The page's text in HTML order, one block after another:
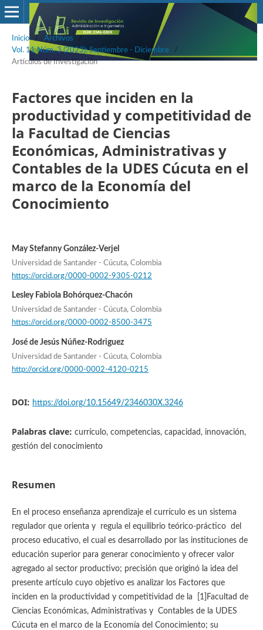
Inicio / Archivos
/
Vol. 11 Núm. 3 (2023): Septiembre - Diciembre
/
Artículos de Investigación
Factores que inciden en la
productividad y competitividad de
la Facultad de Ciencias
Económicas, Administrativas y
Contables de la UDES Cúcuta en el
marco de la Economía del
Conocimiento
May Stefanny González-Verjel
Universidad de Santander - Cúcuta, Colombia
https://orcid.org/0000-0002-9305-0212
Lesley Fabiola Bohórquez-Chacón
Universidad de Santander - Cúcuta, Colombia
https://orcid.org/0000-0002-8500-3475
José de Jesús Núñez-Rodriguez
Universidad de Santander - Cúcuta, Colombia
http://orcid.org/0000-0002-4120-0215
DOI: https://doi.org/10.15649/2346030X.3246
Palabras clave: currículo, competencias, capacidad, innovación,
gestión del conocimiento
Resumen
En el proceso enseñanza aprendizaje el currículo es un sistema
regulador que orienta y regula el equilibrio teórico-práctico del
proceso educativo, el cual es desarrollado por las instituciones de
educación superior para generar conocimiento y ofrecer valor
agregado al sector productivo; precisión que originó la idea del
presente artículo cuyo objetivo es analizar los Factores que
inciden en la productividad y competitividad de la [1]Facultad de
Ciencias Económicas, Administrativas y Contables de la UDES
Cúcuta en el marco de la Economía del Conocimiento; su